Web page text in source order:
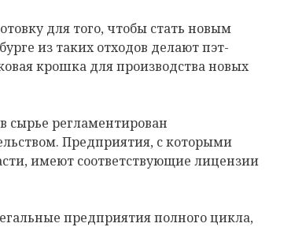
для того, чтобы стать новым
из таких отходов делают пэт-
крошка для производства новых
сырье регламентирован
Предприятия, с которыми
имеют соответствующие лицензии
предприятия полного цикла,